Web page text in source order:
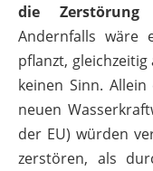
die
Andernfalls wäre
pflanzt,
keinen Sinn.
neuen
der EU) würden
zerstören, als